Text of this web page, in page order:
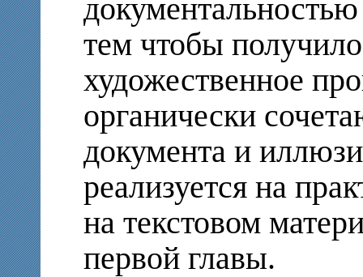
тем чтобы
художественное
органически
документа и
реализуется на
на текстовом
первой главы.